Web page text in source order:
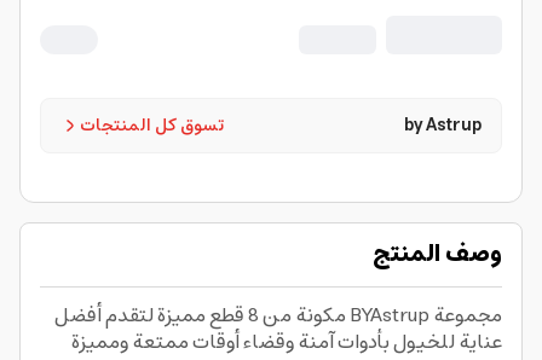
تسوق كل المنتجات by Astrup
وصف المنتج
مجموعة BYAstrup مكونة من 8 قطع مميزة لتقدم أفضل
عناية للخيول بأدوات آمنة وقضاء أوقات ممتعة ومميزة